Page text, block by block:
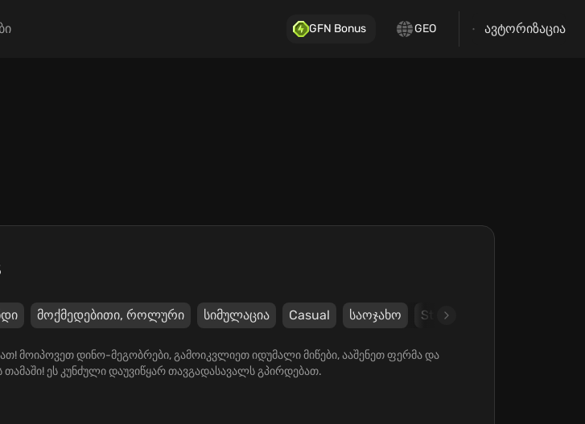
GFN Bonus GEO ავტორიზაცია
მოქმედებითი, როლური სიმულაცია Casual საოჯახო Steam
მოიპოვეთ დინო-მეგობრები, გამოიკვლიეთ იდუმალი მიწები, ააშენეთ ფერმა და
ეს კუნძული დაუვიწყარ თავგადასავალს გპირდებათ.